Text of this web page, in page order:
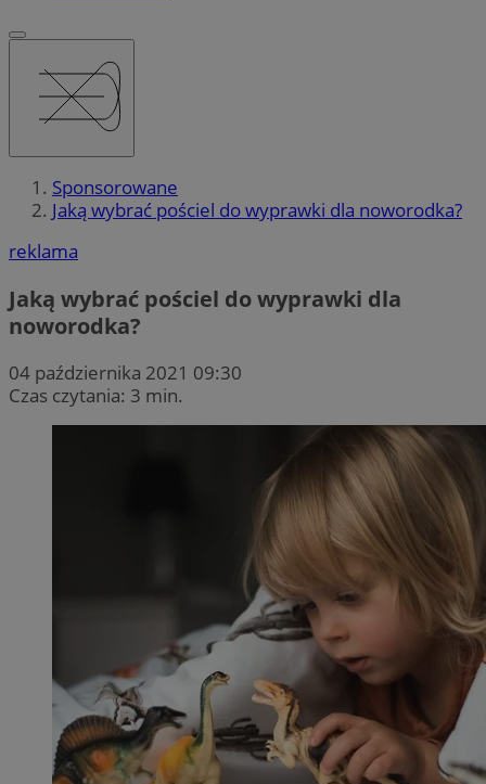
Sponsorowane
Jaką wybrać pościel do wyprawki dla noworodka?
reklama
Jaką wybrać pościel do wyprawki dla
noworodka?
04 października 2021 09:30
Czas czytania: 3 min.